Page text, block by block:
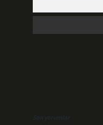
Son yorumlar